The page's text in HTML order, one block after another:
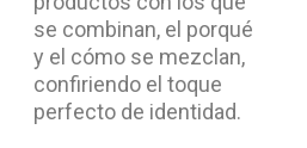
se combinan, el porqué
y el cómo se mezclan,
confiriendo el toque
perfecto de identidad.